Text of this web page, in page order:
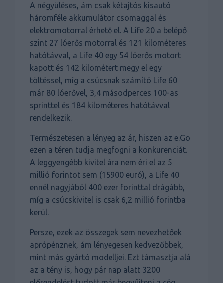
A négyüléses, ám csak kétajtós kisautó
háromféle akkumulátor csomaggal és
elektromotorral érhető el. A Life 20 a belépő
szint 27 lóerős motorral és 121 kilométeres
hatótávval, a Life 40 egy 54 lóerős motort
kapott és 142 kilométert megy el egy
töltéssel, míg a csúcsnak számító Life 60
már 80 lóerővel, 3,4 másodperces 100-as
sprinttel és 184 kilométeres hatótávval
rendelkezik.
Természetesen a lényeg az ár, hiszen az e.Go
ezen a téren tudja megfogni a konkurenciát.
A leggyengébb kivitel ára nem éri el az 5
millió forintot sem (15900 euró), a Life 40
ennél nagyjából 400 ezer forinttal drágább,
míg a csúcskivitel is csak 6,2 millió forintba
kerül.
Persze, ezek az összegek sem nevezhetőek
aprópénznek, ám lényegesen kedvezőbbek,
mint más gyártó modelljei. Ezt támasztja alá
az a tény is, hogy pár nap alatt 3200